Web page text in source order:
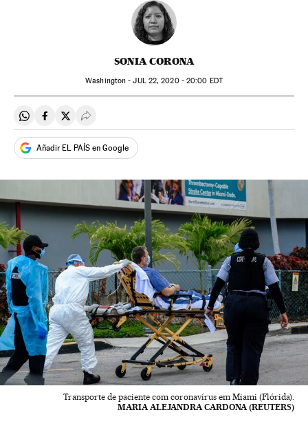
SONIA CORONA
Washington -JUL22, 2020 - 20:00 EDT
Compartir en Whatsapp
Compartir en Facebook
Compartir en Twitter
Desplegar Redes Sociales
Añadir EL PAÍS en Google
Transporte de paciente com coronavírus em Miami (Flórida).
MARIA ALEJANDRA CARDONA (REUTERS)